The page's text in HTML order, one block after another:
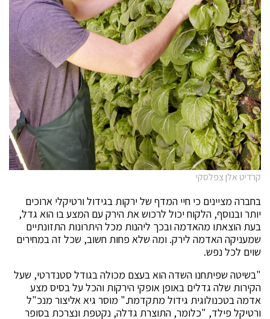
קרדיט אלן צפלסקי
בחברה מציינים כי חיי המדף של ירקות בגידול ורטיקלי ארוכים
יותר ובנוסף, הלקוח יכול לרכוש את הירק עם המצע בו הוא גדל,
בעת הוצאתו מהאדמה ובכך ליהנות מכל היתרונות התזונתיים
שמעניקה האדמה לירק. ומה שלא פחות חשוב, שכל זה במחירים
שוים לכל נפש.
"בשיטה שפיתחנו השדה הוא בעצם מכולה בגודל סטנדרטי, שעל
הקירות שלה גדלים באופן אופקי הירקות והכל על בסיס מצע
אדמה בטכנולוגית גידול מתקדמת." מוסר גיא אליצור מנכ"ל
ורטיקל פילד, "כלומר, התוצרת גדלה, נקטפת ונצרכת בסופר